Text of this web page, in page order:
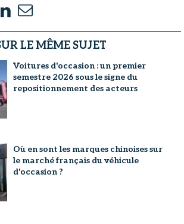
LE MÊME SUJET
Voitures d'occasion : un premier
semestre 2026 sous le signe du
repositionnement des acteurs
Où en sont les marques chinoises sur
le marché français du véhicule
d'occasion ?